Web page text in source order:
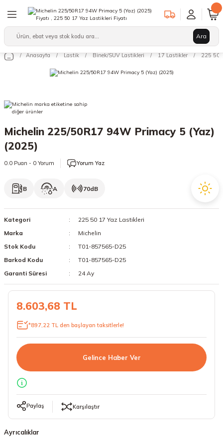
Geri Dön
15 Lastikler
17.5 Lastikler
19 Lastikler
20 Lastikler
23 Lastikler
15 Lastikler
18 Lastikler
Geri Dön
Geri Dön
Ara
Anasayfa Lastik Binek/SUV Lastikleri 17 Lastikler 225 50
Michelin 225/50R17 94W Primacy 5 (Yaz)
(2025)
0.0 Puan - 0 Yorum Yorum Yaz
B A 70dB
Kategori
225 50 17 Yaz Lastikleri
Marka
Michelin
Stok Kodu
T01-857565-D25
Barkod Kodu
T01-857565-D25
Garanti Süresi
24 Ay
8.603,68 TL
*897,22 TL den başlayan taksitlerle!
Gelince Haber Ver
Paylaş Karşılaştır
Ayrıcalıklar